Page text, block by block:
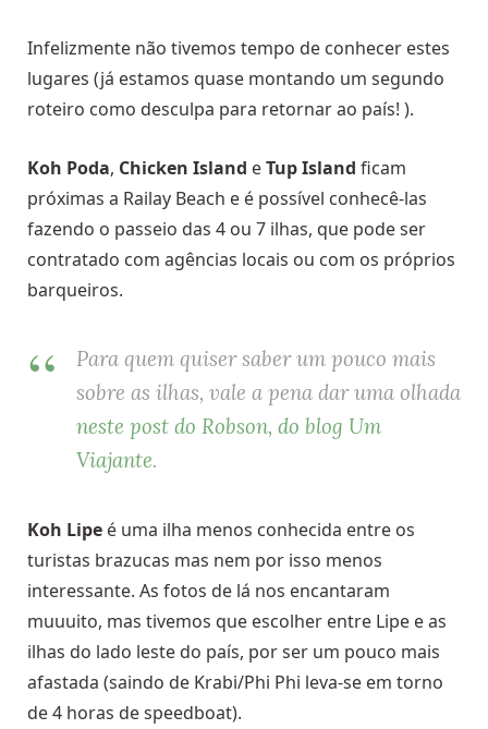
Infelizmente não tivemos tempo de conhecer estes
lugares (já estamos quase montando um segundo
roteiro como desculpa para retornar ao país! ).
Koh Poda, Chicken Island eTup Island ficam
próximas a Railay Beach e é possível conhecê-las
fazendo o passeio das 4 ou 7 ilhas, que pode ser
contratado com agências locais ou com os próprios
barqueiros.
Para quem quiser saber um pouco mais
sobre as ilhas, vale a pena dar uma olhada
neste post do Robson, do blog Um
Viajante.
Koh Lipe é uma ilha menos conhecida entre os
turistas brazucas mas nem por isso menos
interessante. As fotos de lá nos encantaram
muuuito, mas tivemos que escolher entre Lipe e as
ilhas do lado leste do país, por ser um pouco mais
afastada (saindo de Krabi/Phi Phi leva-se em torno
de 4 horas de speedboat).